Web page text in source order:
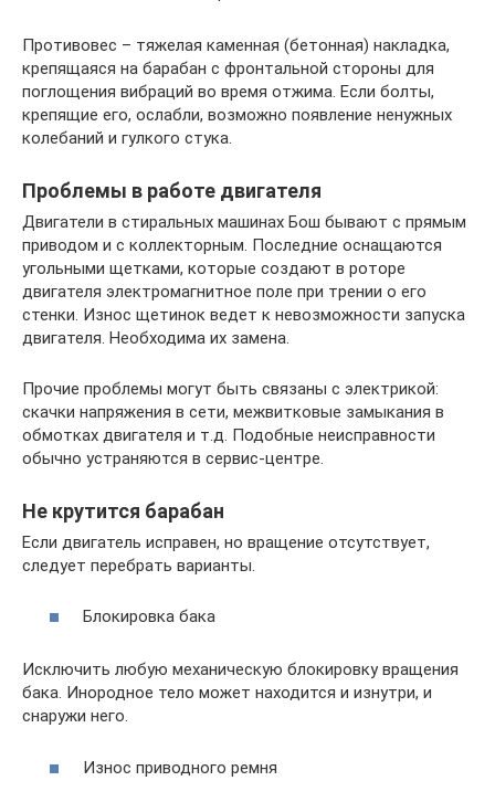
Противовес – тяжелая каменная (бетонная) накладка,
крепящаяся на барабан с фронтальной стороны для
поглощения вибраций во время отжима. Если болты,
крепящие его, ослабли, возможно появление ненужных
колебаний и гулкого стука.
Проблемы в работе двигателя
Двигатели в стиральных машинах Бош бывают с прямым
приводом и с коллекторным. Последние оснащаются
угольными щетками, которые создают в роторе
двигателя электромагнитное поле при трении о его
стенки. Износ щетинок ведет к невозможности запуска
двигателя. Необходима их замена.
Прочие проблемы могут быть связаны с электрикой:
скачки напряжения в сети, межвитковые замыкания в
обмотках двигателя и т.д. Подобные неисправности
обычно устраняются в сервис-центре.
Не крутится барабан
Если двигатель исправен, но вращение отсутствует,
следует перебрать варианты.
Блокировка бака
Исключить любую механическую блокировку вращения
бака. Инородное тело может находится и изнутри, и
снаружи него.
Износ приводного ремня